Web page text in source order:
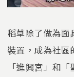
稻草除了做為面
裝置，成為社區
「進興宮」和